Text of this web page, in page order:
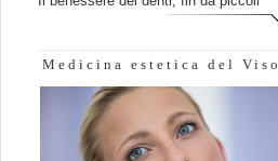
Medicina estetica del Viso